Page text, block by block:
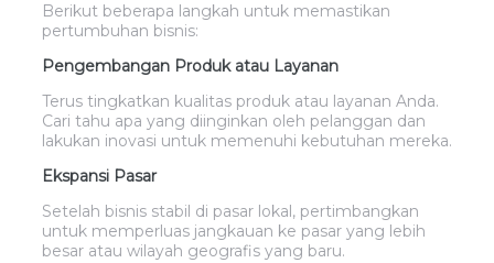
Berikut beberapa langkah untuk memastikan
pertumbuhan bisnis:
Pengembangan Produk atau Layanan
Terus tingkatkan kualitas produk atau layanan Anda.
Cari tahu apa yang diinginkan oleh pelanggan dan
lakukan inovasi untuk memenuhi kebutuhan mereka.
Ekspansi Pasar
Setelah bisnis stabil di pasar lokal, pertimbangkan
untuk memperluas jangkauan ke pasar yang lebih
besar atau wilayah geografis yang baru.